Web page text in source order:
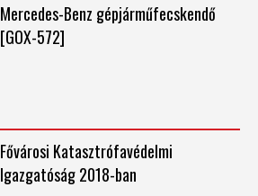
Mercedes-Benz gépjárműfecskendő
[GOX-572]
Fővárosi Katasztrófavédelmi
Igazgatóság 2018-ban